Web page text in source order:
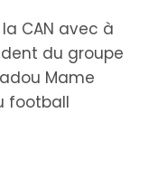
CAN avec à
du groupe
Mame
football